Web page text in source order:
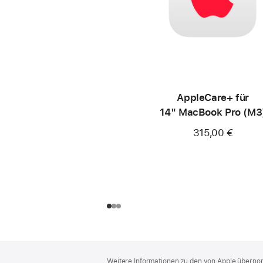
AppleCare+ für
14" MacBook Pro
315,00 €
Weitere Informationen zu den von Apple